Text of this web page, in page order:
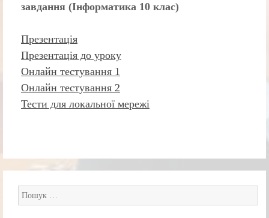
завдання (Інформатика 10 клас)
Презентація
Презентація до уроку
Онлайн тестування 1
Онлайн тестування 2
Тести для локальної мережі
Пошук: